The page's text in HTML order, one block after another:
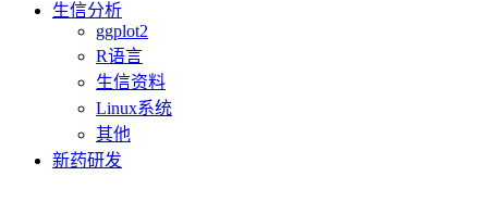
生信分析
ggplot2
R语言
生信资料
Linux系统
其他
新药研发